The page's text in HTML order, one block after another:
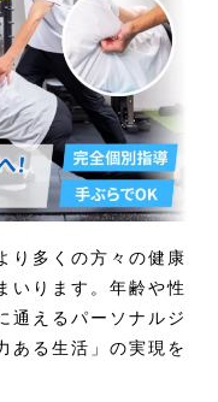
り多くの方々の健康
いります。年齢や性
通えるパーソナルジ
ある生活」の実現を